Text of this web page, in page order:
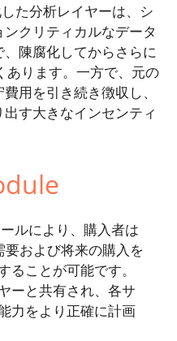
た分析レイヤーは、シ
クリティカルなデータ
陳腐化してからさらに
あります。一方で、元の
用を引き続き徴収し、
す大きなインセンティ
ルにより、購入者は
および将来の購入を
ることが可能です。
ーと共有され、各サ
力をより正確に計画